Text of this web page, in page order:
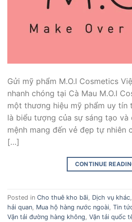
Gửi mỹ phẩm M.O.I Cosmetics
nhanh chóng tại Cà Mau M.O.I
một thương hiệu mỹ phẩm uy tín
là biểu tượng của sự sáng tạo và
mệnh mang đến vẻ đẹp tự nhiên
[…]
CONTINUE
Posted in Cho thuê kho bãi Dịch vụ khác
hải quan Mua hộ hàng nước ngoài Tin
Vận tải đường hàng không Vận tải quốc